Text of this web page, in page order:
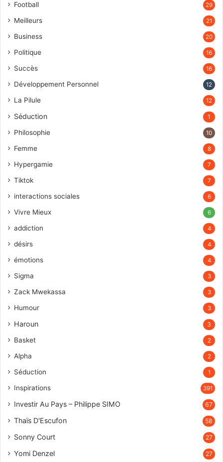
Football 29
Meilleurs 21
Business 20
Politique 16
Succès 16
Développement Personnel 12
La Pilule 12
Séduction 1
Philosophie 10
Femme 8
Hypergamie 7
Tiktok 7
interactions sociales 6
Vivre Mieux 6
addiction 4
désirs 4
émotions 4
Sigma 3
Zack Mwekassa 3
Humour 3
Haroun 3
Basket 2
Alpha 2
Séduction 1
Inspirations 391
Investir Au Pays – Philippe SIMO 67
Thaïs D'Escufon 58
Sonny Court 27
Yomi Denzel 27